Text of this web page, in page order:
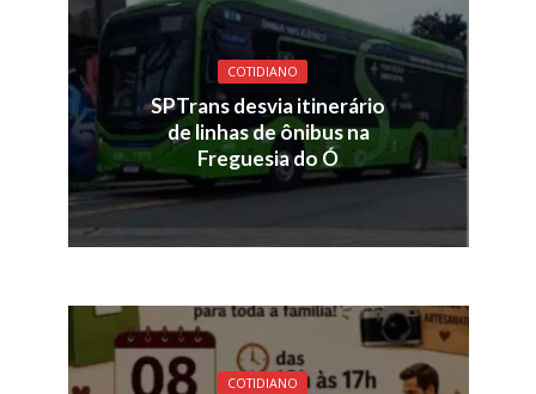
COTIDIANO
SPTrans desvia itinerário
de linhas de ônibus na
Freguesia do Ó
COTIDIANO